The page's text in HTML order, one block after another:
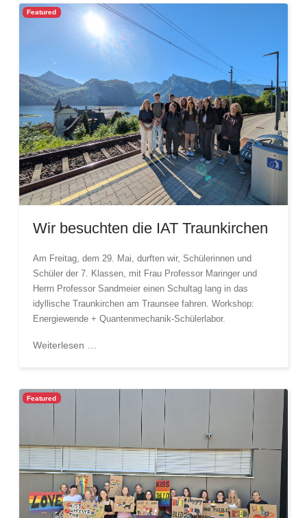
Featured
Wir besuchten die IAT Traunkirchen
Am Freitag, dem 29. Mai, durften wir, Schülerinnen und
Schüler der 7. Klassen, mit Frau Professor Maringer und
Herrn Professor Sandmeier einen Schultag lang in das
idyllische Traunkirchen am Traunsee fahren. Workshop:
Energiewende + Quantenmechanik-Schülerlabor.
Weiterlesen …
Featured